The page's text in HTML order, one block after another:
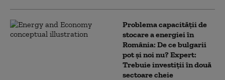
Problema capacității de
stocare a energiei în
România: De ce bulgarii
pot și noi nu? Expert:
Trebuie investiții în două
sectoare cheie